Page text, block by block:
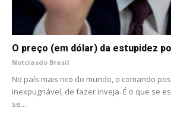
O preço (em dólar) da estupidez
Notciasdo Brasil
No país mais rico do mundo, o comando
inexpugnável, de fazer inveja. É o que se
se...